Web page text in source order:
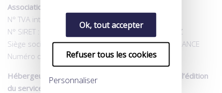
Ok, tout accepter
Refuser tous les cookies
Personnaliser
Association syndicale de salariés
N° TVA intracommunautaire : FR 27423025832
N° SIRET : 423 025 832 00027 – Code APE : 94 20 Z
Siège social : 5, rue des colonnes 75002 PARIS – FRANCE
Numéro de téléphone :+ 33 (0)1 40 39 91 07
Hébergeur des données traitées dans le cadre de l’édition
du service